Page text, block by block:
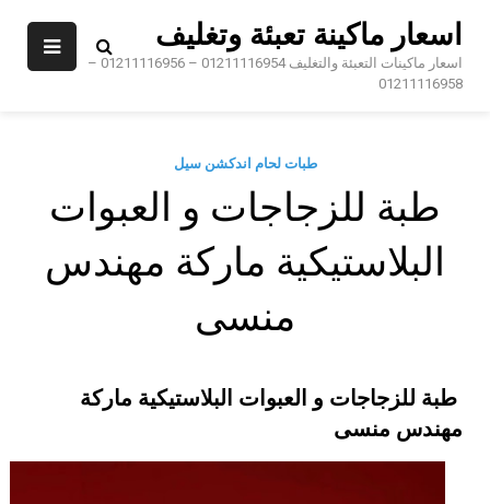
اسعار ماكينة تعبئة وتغليف
اسعار ماكينات التعبئة والتغليف 01211116954 – 01211116956 –
01211116958
طبات لحام اندكشن سيل
طبة للزجاجات و العبوات
البلاستيكية ماركة مهندس
منسى
طبة للزجاجات و العبوات البلاستيكية ماركة
مهندس منسى